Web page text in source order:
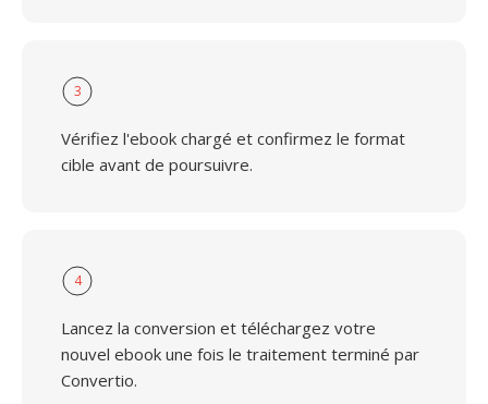
3
Vérifiez l'ebook chargé et confirmez le format
cible avant de poursuivre.
4
Lancez la conversion et téléchargez votre
nouvel ebook une fois le traitement terminé par
Convertio.